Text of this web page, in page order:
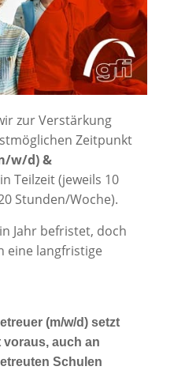
zur Verstärkung
Zeitpunkt
w/d) &
in Teilzeit (jeweils 10
Stunden/Woche).
Jahr befristet, doch
eine langfristige
(m/w/d) setzt
auch an
Schulen